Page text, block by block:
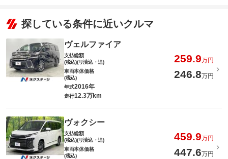
探している条件に近いクルマ
ヴェルファイア
支払総額
(税込)(リ済込・追)
259.9万円
車両本体価格
(税込)
246.8万円
年式2016年
走行12.3万km
ヴォクシー
支払総額
(税込)(リ済込・追)
459.9万円
車両本体価格
(税込)
447.6万円